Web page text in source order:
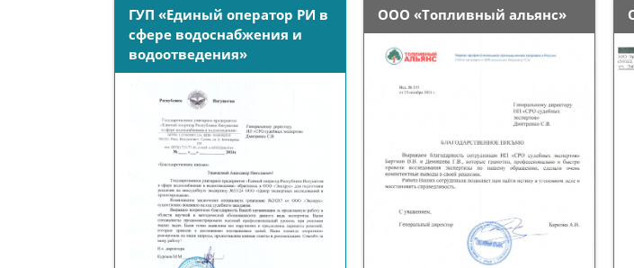
ГУП «Единый оператор РИ в
сфере водоснабжения и
водоотведения»
ООО «Топливный альянс»